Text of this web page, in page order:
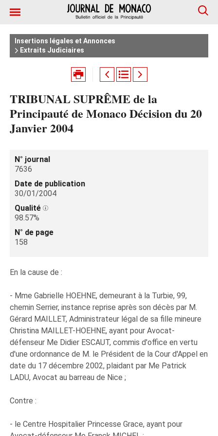
Insertions légales et Annonces
Extraits Judiciaires
TRIBUNAL SUPRÊME de la
Principauté de Monaco Décision du 20
Janvier 2004
N° journal
7636
Date de publication
30/01/2004
Qualité
98.57%
N° de page
158
En la cause de :
- Mme Gabrielle HOEHNE, demeurant à la Turbie, 99,
chemin Serrier, instance reprise après son décès par M.
Gérard MAILLET, Administrateur légal de sa fille mineure
Christina MAILLET-HOEHNE, ayant pour Avocat-
défenseur Me Didier ESCAUT, commis d'office en vertu
d'une ordonnance de M. le Président de la Cour d'Appel en
date du 17 décembre 2002, plaidant par Me Patrick
LADU, Avocat au barreau de Nice ;
Contre :
- le Centre Hospitalier Princesse Grace, ayant pour